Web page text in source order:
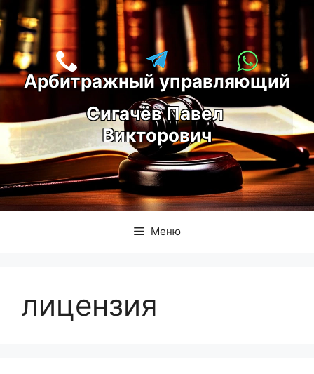
Перейти
к
содержимому
Арбитражный управляющий
Сигачёв Павел
Викторович
Меню
лицензия